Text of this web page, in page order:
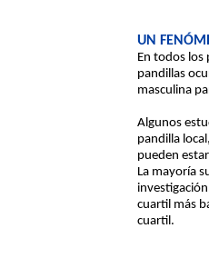
UN
En todos los
pandillas
masculina
Algunos
pandilla
pueden
La mayoría
cuartil más
cuartil.